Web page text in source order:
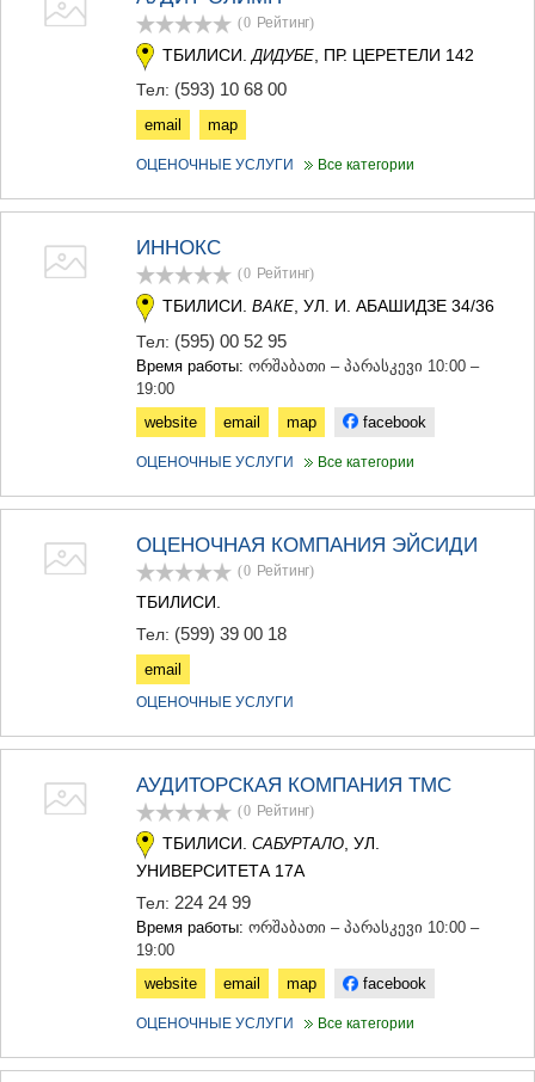
(0 Рейтинг)
ТБИЛИСИ. ДИДУБЕ , ПР. ЦЕРЕТЕЛИ 142
Тел: (593) 10 68 00
email map
ОЦЕНОЧНЫЕ УСЛУГИ Все категории
ИННОКС
(0 Рейтинг)
ТБИЛИСИ. ВАКЕ, УЛ. И. АБАШИДЗЕ 34/36
Тел: (595) 00 52 95
Время работы: ორშაბათი – პარასკევი 10:00 –
19:00
website
email map facebook
ОЦЕНОЧНЫЕ УСЛУГИ Все категории
ОЦЕНОЧНАЯ КОМПАНИЯ ЭЙСИДИ
(0 Рейтинг)
ТБИЛИСИ.
Тел: (599) 39 00 18
email
ОЦЕНОЧНЫЕ УСЛУГИ
АУДИТОРСКАЯ КОМПАНИЯ TMC
(0 Рейтинг)
ТБИЛИСИ. САБУРТАЛО , УЛ.
УНИВЕРСИТЕТА 17А
Тел: 224 24 99
Время работы: ორშაბათი – პარასკევი 10:00 –
19:00
website
email map facebook
ОЦЕНОЧНЫЕ УСЛУГИ Все категории